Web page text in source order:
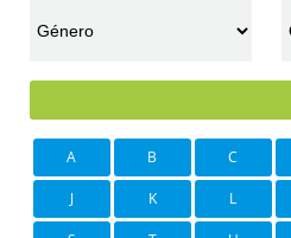
A B C
J K L